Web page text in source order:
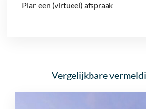
Plan een (virtueel) afspraak
Vergelijkbare